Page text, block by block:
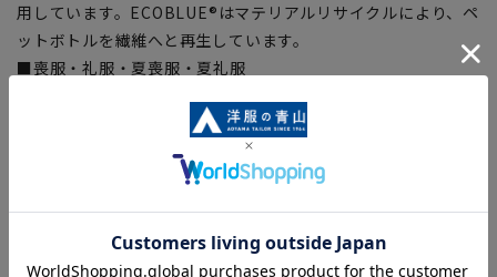
用しています。ECOBLUE®はマテリアルリサイクルにより、ペ
ットボトルを繊維へと再生しています。
■喪服・礼服・夏喪服・夏礼服
【シルエット】《ゆったり》(当社比)
【商品に関するご注意】
■商品画像はサンプルのため、色味やサイズ等の仕様に変更が
ある場合がございますので、予めご了承ください。
■ゆとり感には個人差があります。サイズ表を確認の上、ご購